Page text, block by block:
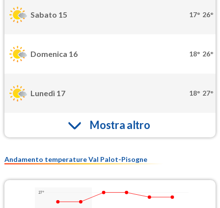
Sabato 15 17° 26°
Domenica 16 18° 26°
Lunedì 17 18° 27°
Mostra altro
Andamento temperature Val Palot-Pisogne
27°